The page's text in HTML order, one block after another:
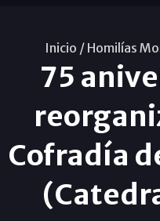
Inicio / Homilías
75
Cofradía